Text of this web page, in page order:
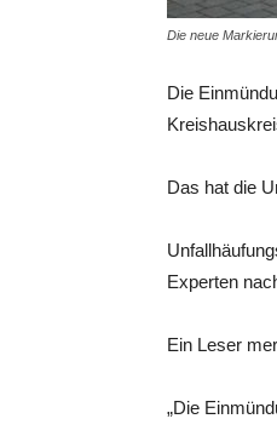
Die neue
Die
Das hat die
Experten
Ein Leser
„Die